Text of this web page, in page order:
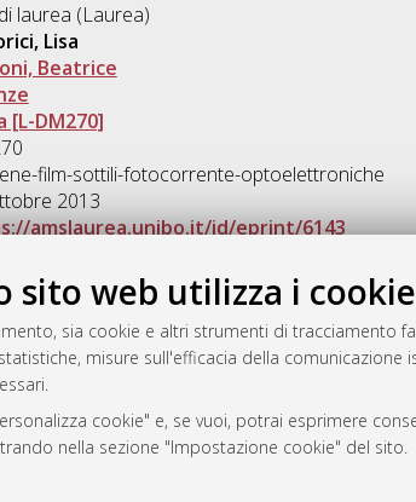
sito web utilizza i cookie
sia cookie e altri strumenti di tracciamento
misure sull'efficacia della
cookie" e, se vuoi, potrai esprimere
nella sezione "Impostazione cookie" del sito.
laurea (Laurea)
Lisa
Beatrice
[L-DM270]
film-sottili-fotocorrente-optoelettroniche
2013
amslaurea.unibo.it/id/eprint/6143
Gestione del documento:
da